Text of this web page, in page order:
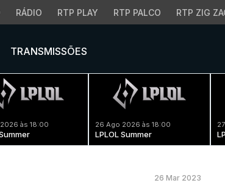
RÁDIO RTP PLAY RTP PALCO RTP ZIG
TRANSMISSÕES
às 18:00 26 Ago 2026 às 18:00
LPLOL Summer
26 Mar 2023